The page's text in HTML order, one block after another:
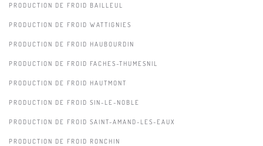
PRODUCTION DE FROID BAILLEUL
PRODUCTION DE FROID WATTIGNIES
PRODUCTION DE FROID HAUBOURDIN
PRODUCTION DE FROID FACHES-THUMESNIL
PRODUCTION DE FROID HAUTMONT
PRODUCTION DE FROID SIN-LE-NOBLE
PRODUCTION DE FROID SAINT-AMAND-LES-EAUX
PRODUCTION DE FROID RONCHIN